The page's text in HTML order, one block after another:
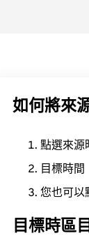
如何將來
點選來源
目標時間
您也可以
目標時區